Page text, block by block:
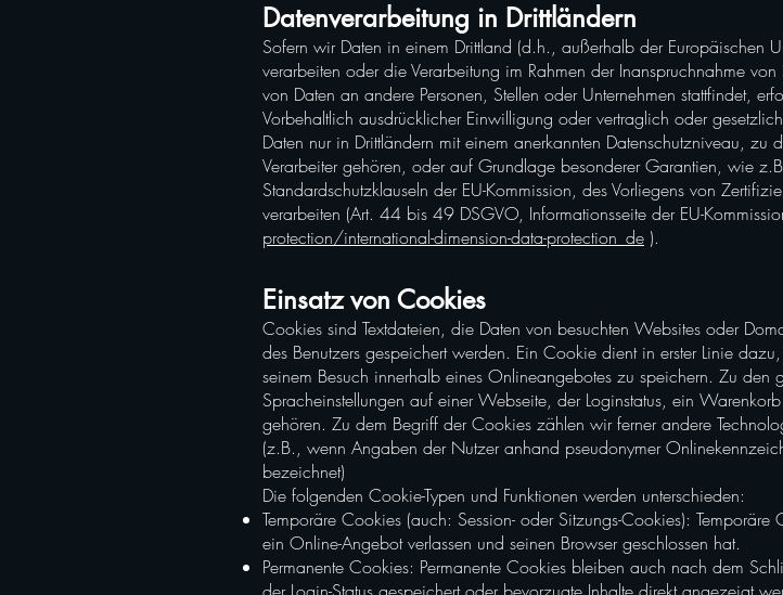
Datenverarbeitung in Drittländern
Sofern wir Daten in einem Drittland (d.h., außerhalb der Europäischen
verarbeiten oder die Verarbeitung im Rahmen der Inanspruchnahme
von Daten an andere Personen, Stellen oder Unternehmen stattfindet,
Vorbehaltlich ausdrücklicher Einwilligung oder vertraglich oder
Daten nur in Drittländern mit einem anerkannten Datenschutzniveau, zu
Verarbeiter gehören, oder auf Grundlage besonderer Garantien, wie
Standardschutzklauseln der EU-Kommission, des Vorliegens von
verarbeiten (Art. 44 bis 49 DSGVO, Informationsseite der EU-
protection/international-dimension-data-protection_de ).
Einsatz von Cookies
Cookies sind Textdateien, die Daten von besuchten Websites oder
des Benutzers gespeichert werden. Ein Cookie dient in erster Linie
seinem Besuch innerhalb eines Onlineangebotes zu speichern. Zu
Spracheinstellungen auf einer Webseite, der Loginstatus, ein
gehören. Zu dem Begriff der Cookies zählen wir ferner andere
(z.B., wenn Angaben der Nutzer anhand pseudonymer
bezeichnet)
Die folgenden Cookie-Typen und Funktionen werden unterschieden:
Temporäre Cookies (auch: Session- oder Sitzungs-Cookies):
ein Online-Angebot verlassen und seinen Browser geschlossen hat.
Permanente Cookies: Permanente Cookies bleiben auch nach dem